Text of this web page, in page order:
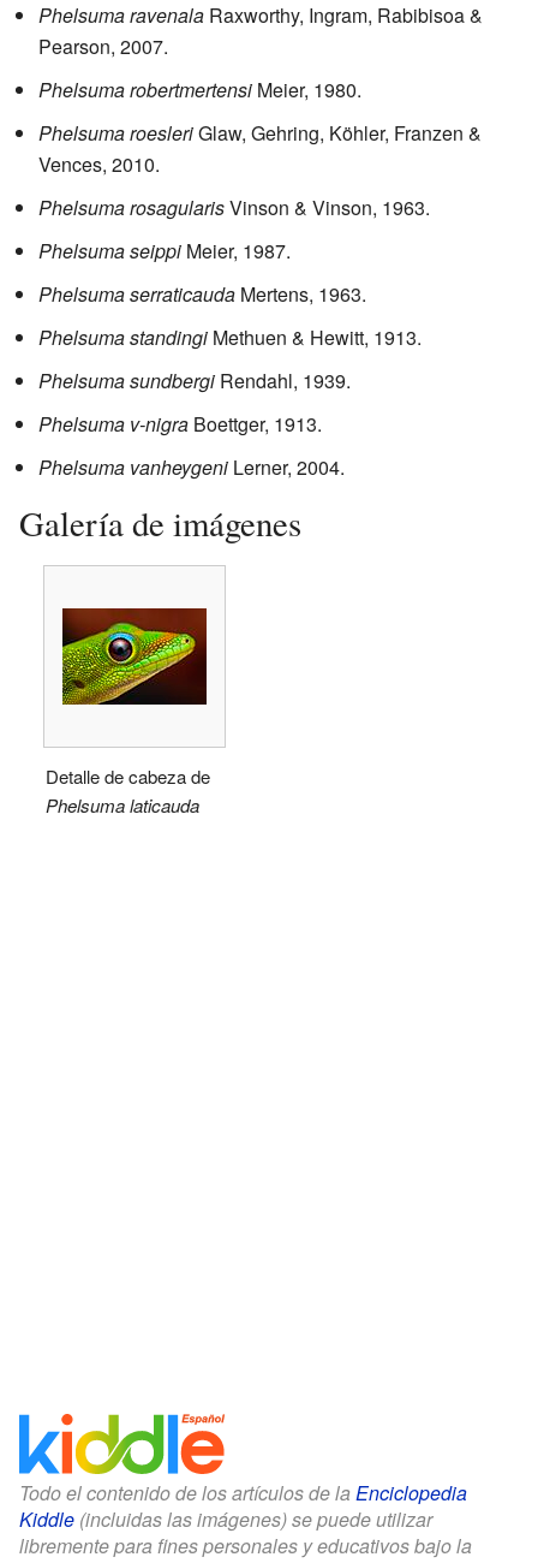
Phelsuma ravenala Raxworthy, Ingram, Rabibisoa &
Pearson, 2007.
Phelsuma robertmertensi Meier, 1980.
Phelsuma roesleriGlaw, Gehring, Köhler, Franzen &
Vences, 2010.
Phelsuma rosagularisVinson & Vinson, 1963.
Phelsuma seippi Meier, 1987.
Phelsuma serraticauda Mertens, 1963.
Phelsuma standingi Methuen & Hewitt, 1913.
Phelsuma sundbergi Rendahl, 1939.
Phelsuma v-nigra Boettger, 1913.
Phelsuma vanheygeni Lerner, 2004.
Galería de imágenes
Detalle de cabeza de
Phelsuma laticauda
Todo el contenido de los artículos de la Enciclopedia
Kiddle (incluidas las imágenes) se puede utilizar
libremente para fines personales y educativos bajo la